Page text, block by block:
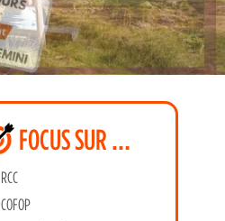
FOCUS SUR …
RCC
COFOP